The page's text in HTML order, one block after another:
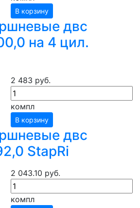
В корзину
двс
на 4 цил.
2 483 руб.
компл
В корзину
двс
StapRi
2 043.10 руб.
компл